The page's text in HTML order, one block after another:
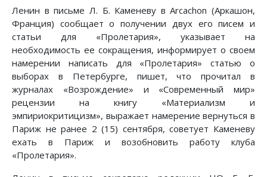
Ленин в письме Л. Б. Каменеву в Arcachon (Аркашон,
Франция) сообщает о получении двух его писем и
статьи для «Пролетария», указывает на
необходимость ее сокращения, информирует о своем
намерении написать для «Пролетария» статью о
выборах в Петербурге, пишет, что прочитал в
журналах «Возрождение» и «Современный мир»
рецензии на книгу «Материализм и
эмпириокритицизм», выражает намерение вернуться в
Париж не ранее 2 (15) сентября, советует Каменеву
ехать в Париж и возобновить работу клуба
«Пролетария».